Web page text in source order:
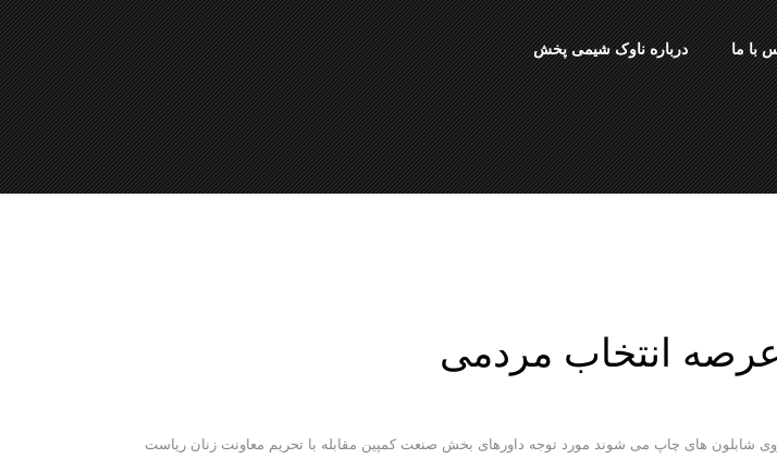
با ما درباره ناوک شیمی پخش
انتخاب مردمی
های چاپ می شوند مورد توجه داورهای بخش صنعت کمپین مقابله با تحریم معاونت زنان ریاست